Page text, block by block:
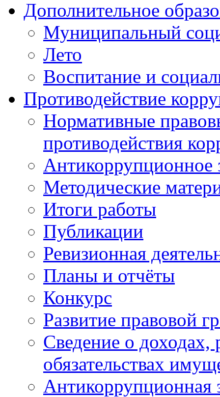
Дополнительное
Муниципальный
Лето
Воспитание и
Противодействие
Нормативные
противодействия
Антикоррупционное
Методические
Итоги работы
Публикации
Ревизионная
Планы и отчёты
Конкурс
Развитие правовой
Сведение о доходах,
обязательствах
Антикоррупционная